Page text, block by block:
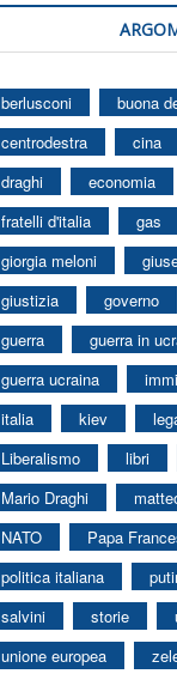
berlusconi buona
centrodestra
cina
draghi
economia
fratelli d'italia
gas
giorgia meloni
giustizia
governo
guerra
guerra in
guerra ucraina
italia
kiev
Liberalismo
libri
Mario Draghi
NATO
Papa
politica italiana
salvini
storie
unione europea